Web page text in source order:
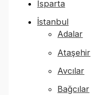
Isparta
İstanbul
Adalar
Ataşehir
Avcılar
Bağcılar